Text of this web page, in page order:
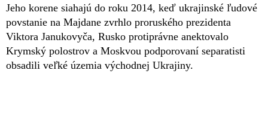
Jeho korene siahajú do roku 2014, keď ukrajinské ľudové
povstanie na Majdane zvrhlo proruského prezidenta
Viktora Janukovyča, Rusko protiprávne anektovalo
Krymský polostrov a Moskvou podporovaní separatisti
obsadili veľké územia východnej Ukrajiny.